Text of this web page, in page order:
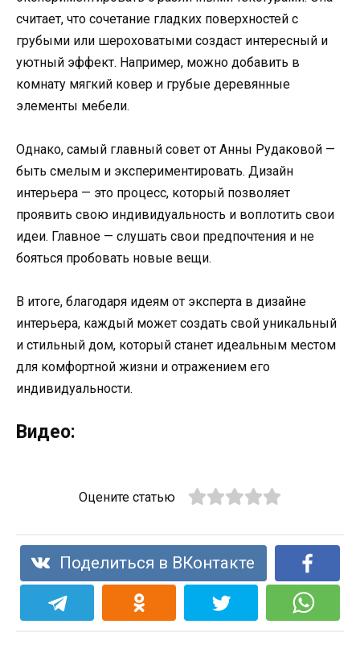
считает, что сочетание гладких поверхностей с
грубыми или шероховатыми создаст интересный и
уютный эффект. Например, можно добавить в
комнату мягкий ковер и грубые деревянные
элементы мебели.
Однако, самый главный совет от Анны Рудаковой —
быть смелым и экспериментировать. Дизайн
интерьера — это процесс, который позволяет
проявить свою индивидуальность и воплотить свои
идеи. Главное — слушать свои предпочтения и не
бояться пробовать новые вещи.
В итоге, благодаря идеям от эксперта в дизайне
интерьера, каждый может создать свой уникальный
и стильный дом, который станет идеальным местом
для комфортной жизни и отражением его
индивидуальности.
Видео:
Оцените статью
Поделиться в ВКонтакте